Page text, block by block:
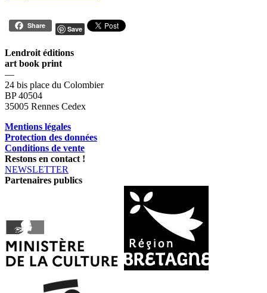
Share Save
Lendroit éditions
art book print
—
24 bis place du Colombier
BP 40504
35005 Rennes Cedex
Mentions légales
Protection des données
Conditions de vente
Restons en contact !
NEWSLETTER
Partenaires publics